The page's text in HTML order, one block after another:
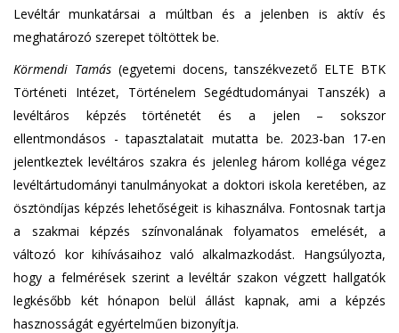
Levéltár munkatársai a múltban és a jelenben is aktív és
meghatározó szerepet töltöttek be.
Körmendi Tamás(egyetemi docens, tanszékvezető ELTE BTK
Történeti Intézet, Történelem Segédtudományai Tanszék) a
levéltáros képzés történetét és a jelen – sokszor
ellentmondásos - tapasztalatait mutatta be. 2023-ban 17-en
jelentkeztek levéltáros szakra és jelenleg három kolléga végez
levéltártudományi tanulmányokat a doktori iskola keretében, az
ösztöndíjas képzés lehetőségeit is kihasználva. Fontosnak tartja
a szakmai képzés színvonalának folyamatos emelését, a
változó kor kihívásaihoz való alkalmazkodást. Hangsúlyozta,
hogy a felmérések szerint a levéltár szakon végzett hallgatók
legkésőbb két hónapon belül állást kapnak, ami a képzés
hasznosságát egyértelműen bizonyítja.